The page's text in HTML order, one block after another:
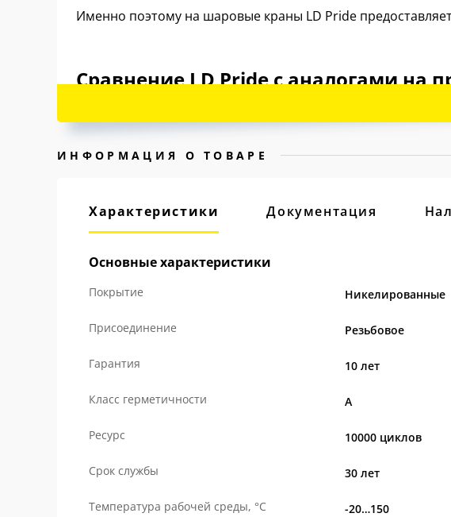
Именно поэтому на шаровые краны LD Pride
Сравнение LD Pride с аналогами на
ИНФОРМАЦИЯ О ТОВАРЕ
Характеристики Документация
Основные характеристики
Покрытие Никелированные
Присоединение Резьбовое
Гарантия 10 лет
Класс герметичности А
Ресурс 10000 циклов
Срок службы 30 лет
Температура рабочей среды, °С -20…150